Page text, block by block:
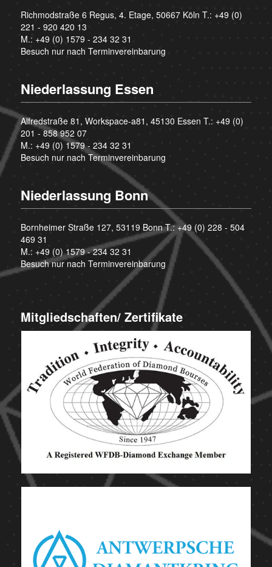
Richmodstraße 6 Regus, 4. Etage, 50667 Köln T.: +49 (0)
221 - 920 420 13
M.: +49 (0) 1579 - 234 32 31
Besuch nur nach Terminvereinbarung
Niederlassung Essen
Alfredstraße 81, Workspace-a81, 45130 Essen T.: +49 (0)
201 - 858 952 07
M.: +49 (0) 1579 - 234 32 31
Besuch nur nach Terminvereinbarung
Niederlassung Bonn
Bornheimer Straße 127, 53119 Bonn T.:+49 (0) 228 - 504
469 31
M.: +49 (0) 1579 - 234 32 31
Besuch nur nach Terminvereinbarung
Mitgliedschaften/ Zertifikate